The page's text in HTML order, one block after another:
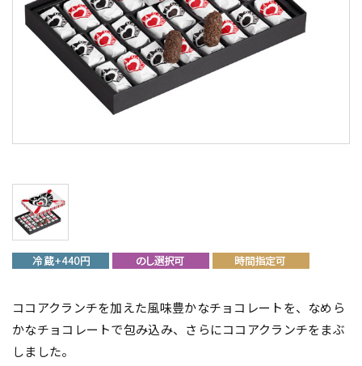
ココアクランチを加えた風味豊かなチョコレートを、なめら
かなチョコレートで包み込み、さらにココアクランチをまぶ
しました。